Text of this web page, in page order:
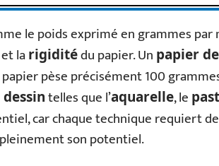
le poids exprimé en grammes par
et larigiditédu papier. Un papier
pèse précisément 100
telles que l’aquarelle, le
car chaque technique requiert
son potentiel.